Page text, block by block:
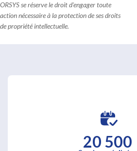
ORSYS se réserve le droit d'engager toute
action nécessaire à la protection de ses droits
de propriété intellectuelle.
20 500